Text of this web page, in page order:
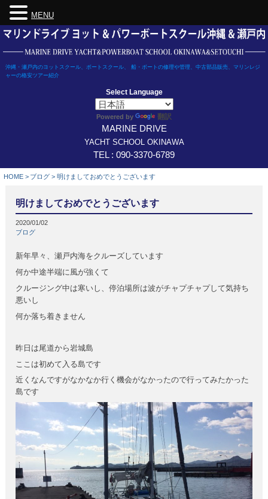
Skip
content
沖縄・瀬戸内のヨットスクール、ボートスクール、 船・ボートの修理や管理、中古部品販売、マリンレジ
ャーの格安ツアー紹介
Select Language
Powered by 翻訳
MARINE DRIVE
YACHT SCHOOL OKINAWA
TEL : 090-3370-6789
HOME > ブログ > 明けましておめでとうございます
明けましておめでとうございます
2020/01/02
ブログ
新年早々、瀬戸内海をクルーズしています
何か中途半端に風が強くて
クルージング中は寒いし、停泊場所は波がチャプチャプして気持ち
悪いし
何か落ち着きません
昨日は尾道から岩城島
ここは初めて入る島です
近くなんですがなかなか行く機会がなかったので行ってみたかった
島です
MENU